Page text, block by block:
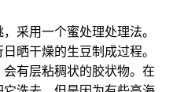
采用一个蜜处理处理法。
晒干燥的生豆制成过程。
有层粘稠状的胶状物。在